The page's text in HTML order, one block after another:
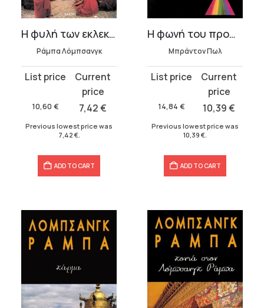
Η φυλή των εκλεκτών
Ράμπα Λόμπσανγκ
10,60 €
Original
was:
10,60 €.
7,42€
Current
7,42 €.
Previous lowest price was
7,42 €.
ADD TO CART
Η φωνή του προφήτη
Μπράντον Πωλ
14,84 €
Original
was:
14,84 €.
10,39€
Current
10,39 €.
Previous lowest price was
10,39 €.
ADD TO CART